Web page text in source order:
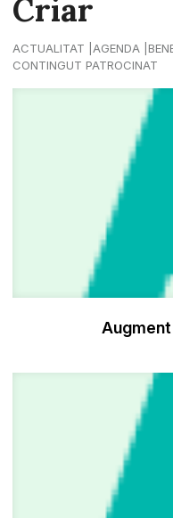
Criar
ACTUALITAT AGENDA
CONTINGUT PATROCINAT